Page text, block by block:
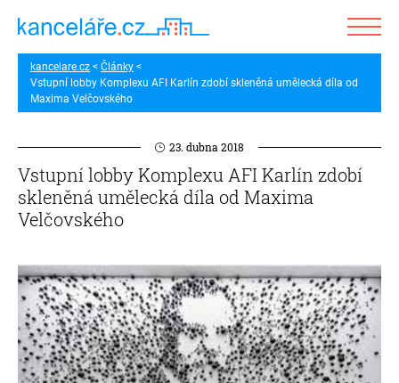
kancelare.cz
Články
Vstupní lobby Komplexu AFI Karlín zdobí skleněná umělecká díla od
Maxima Velčovského
23. dubna 2018
Vstupní lobby Komplexu AFI Karlín zdobí
skleněná umělecká díla od Maxima
Velčovského